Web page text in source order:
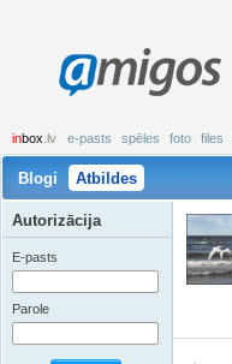
amigos
inbox .lv e-pasts spēles foto files
Blogi Atbildes
Autorizācija
E-pasts
Parole